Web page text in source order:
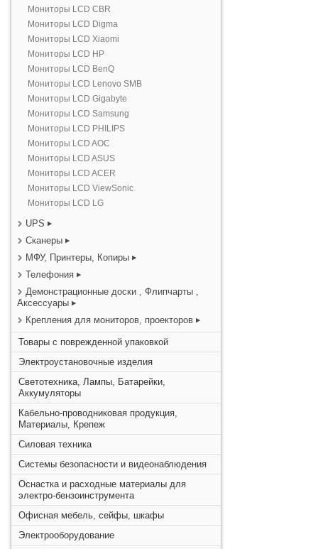
Мониторы LCD CBR
Мониторы LCD Digma
Мониторы LCD Xiaomi
Мониторы LCD HP
Мониторы LCD BenQ
Мониторы LCD Lenovo SMB
Мониторы LCD Gigabyte
Мониторы LCD Samsung
Мониторы LCD PHILIPS
Мониторы LCD AOC
Мониторы LCD ASUS
Мониторы LCD ACER
Мониторы LCD ViewSonic
Мониторы LCD LG
UPS
Сканеры
МФУ, Принтеры, Копиры
Телефония
Демонстрационные доски , Флипчарты ,
Аксессуары
Крепления для мониторов, проекторов
Товары с поврежденной упаковкой
Электроустановочные изделия
Светотехника, Лампы, Батарейки,
Аккумуляторы
Кабельно-проводниковая продукция,
Материалы, Крепеж
Силовая техника
Системы безопасности и видеонаблюдения
Оснастка и расходные материалы для
электро-бензоинструмента
Офисная мебель, сейфы, шкафы
Электрооборудование